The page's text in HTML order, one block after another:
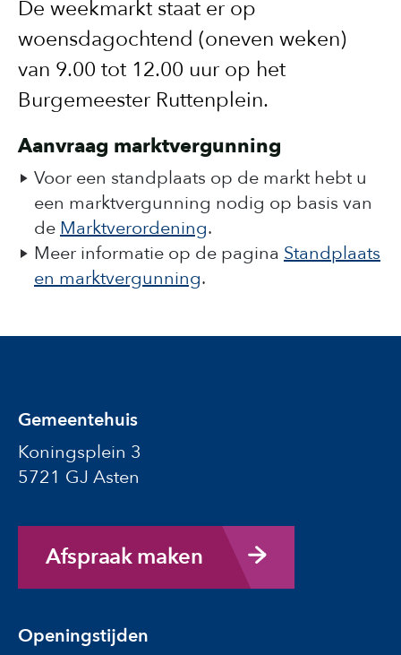
De weekmarkt staat er op
woensdagochtend (oneven weken)
van 9.00 tot 12.00 uur op het
Burgemeester Ruttenplein.
Aanvraag marktvergunning
Voor een standplaats op de markt hebt u
een marktvergunning nodig op basis van
de Marktverordening.
Meer informatie op de pagina Standplaats
en marktvergunning.
Gemeentehuis
Koningsplein 3
5721 GJ Asten
Afspraak maken
Openingstijden